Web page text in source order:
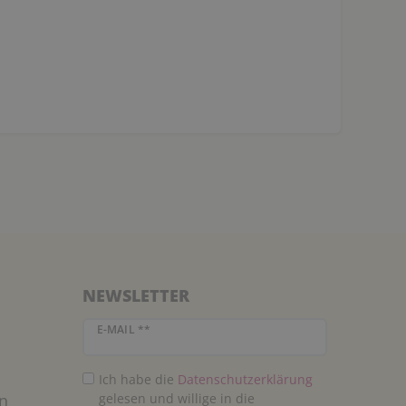
NEWSLETTER
E-MAIL **
Newsletter Honig
Ich habe die Daten­schutz­erklärung
gelesen und willige in die